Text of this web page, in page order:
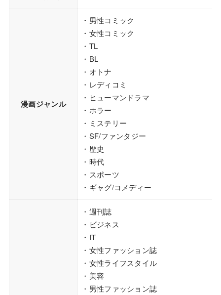
漫画ジャンル
・男性コミック
・女性コミック
・TL
・BL
・オトナ
・レディコミ
・ヒューマンドラマ
・ホラー
・ミステリー
・SF/ファンタジー
・歴史
・時代
・スポーツ
・ギャグ/コメディー
・週刊誌
・ビジネス
・IT
・女性ファッション誌
・女性ライフスタイル
・美容
・男性ファッション誌